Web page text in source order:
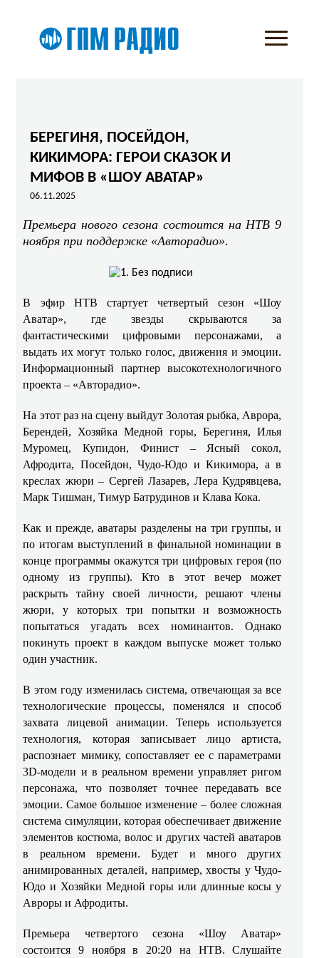
БЕРЕГИНЯ, ПОСЕЙДОН,
КИКИМОРА: ГЕРОИ СКАЗОК И
МИФОВ В «ШОУ АВАТАР»
06.11.2025
Премьера нового сезона состоится на НТВ 9
ноября при поддержке «Авторадио».
В эфир НТВ стартует четвертый сезон «Шоу
Аватар», где звезды скрываются за
фантастическими цифровыми персонажами, а
выдать их могут только голос, движения и эмоции.
Информационный партнер высокотехнологичного
проекта – «Авторадио».
На этот раз на сцену выйдут Золотая рыбка, Аврора,
Берендей, Хозяйка Медной горы, Берегиня, Илья
Муромец, Купидон, Финист – Ясный сокол,
Афродита, Посейдон, Чудо-Юдо и Кикимора, а в
креслах жюри – Сергей Лазарев, Лера Кудрявцева,
Марк Тишман, Тимур Батрудинов и Клава Кока.
Как и прежде, аватары разделены на три группы, и
по итогам выступлений в финальной номинации в
конце программы окажутся три цифровых героя (по
одному из группы). Кто в этот вечер может
раскрыть тайну своей личности, решают члены
жюри, у которых три попытки и возможность
попытаться угадать всех номинантов. Однако
покинуть проект в каждом выпуске может только
один участник.
В этом году изменилась система, отвечающая за все
технологические процессы, поменялся и способ
захвата лицевой анимации. Теперь используется
технология, которая записывает лицо артиста,
распознает мимику, сопоставляет ее с параметрами
3D-модели и в реальном времени управляет ригом
персонажа, что позволяет точнее передавать все
эмоции. Самое большое изменение – более сложная
система симуляции, которая обеспечивает движение
элементов костюма, волос и других частей аватаров
в реальном времени. Будет и много других
анимированных деталей, например, хвосты у Чудо-
Юдо и Хозяйки Медной горы или длинные косы у
Авроры и Афродиты.
Премьера четвертого сезона «Шоу Аватар»
состоится 9 ноября в 20:20 на НТВ. Слушайте